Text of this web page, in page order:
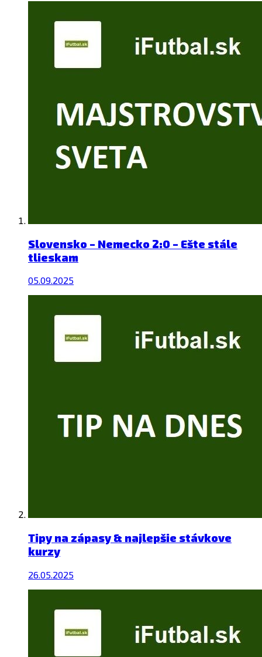
Slovensko – Nemecko 2:0 – Ešte stále
tlieskam
05.09.2025
Tipy na zápasy & najlepšie stávkove
kurzy
26.05.2025